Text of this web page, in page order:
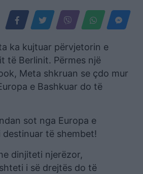
ka kujtuar përvjetorin e
të Berlinit. Përmes një
Meta shkruan se çdo mur
e Bashkuar do të
sot nga Europa e
destinuar të shembet!
dinjiteti njerëzor,
i së drejtës do të